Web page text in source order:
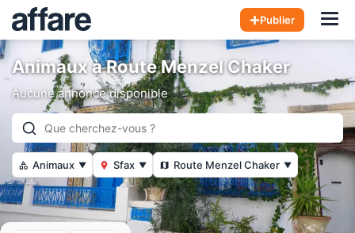
Publier
Animaux à Route Menzel Chaker
Aucune annonce disponible
Animaux ▼ Sfax ▼ Route Menzel Chaker ▼